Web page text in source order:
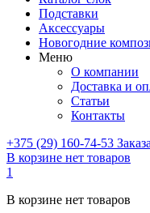
Подставки
Аксессуары
Новогодние
Меню
О компании
Доставка и
Статьи
Контакты
+375 (29) 160-74-53
В корзине нет товаров
1
В корзине нет товаров